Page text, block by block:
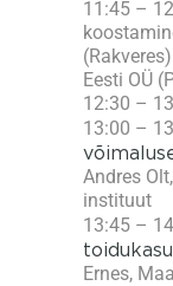
11:45 –
Eesti OÜ
12:30 –
13:00 –
Andres
instituut
13:45 –
Ernes,